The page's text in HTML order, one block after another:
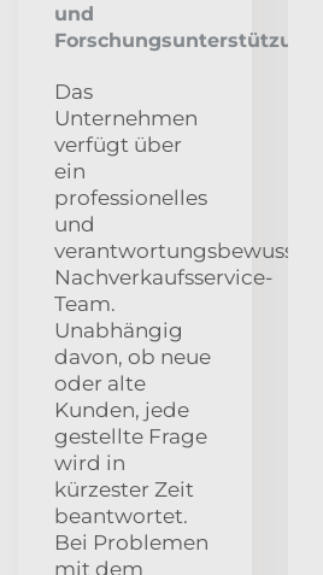
und
Forschungsunterstützung
Das
Unternehmen
verfügt über
ein
professionelles
und
verantwortungsbewusstes
Nachverkaufsservice-
Team.
Unabhängig
davon, ob neue
oder alte
Kunden, jede
gestellte Frage
wird in
kürzester Zeit
beantwortet.
Bei Problemen
mit dem